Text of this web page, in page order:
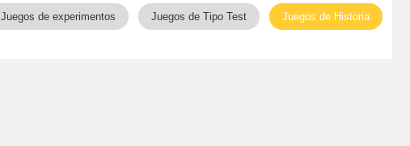
Juegos de experimentos Juegos de Tipo Test Juegos de Historia